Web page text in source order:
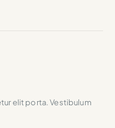
elit porta. Vestibulum